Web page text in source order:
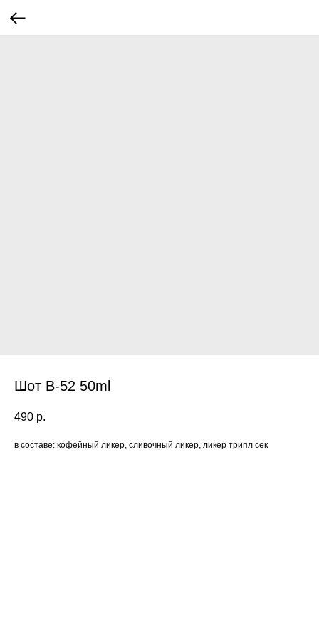
Шот B-52 50ml
490 р.
в составе: кофейный ликер, сливочный ликер, ликер трипл сек